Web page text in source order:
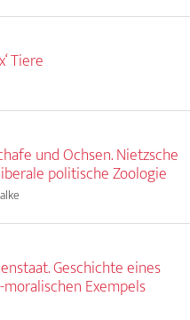
Tiere
und Ochsen. Nietzsche
politische Zoologie
Geschichte eines
Exempels